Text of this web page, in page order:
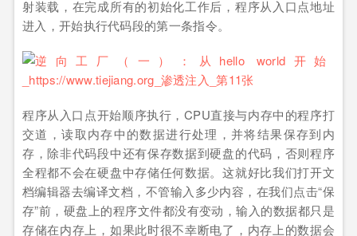
射装载，在完成所有的初始化工作后，程序从入口点地址
进入，开始执行代码段的第一条指令。
程序从入口点开始顺序执行，CPU直接与内存中的程序打
交道，读取内存中的数据进行处理，并将结果保存到内
存，除非代码段中还有保存数据到硬盘的代码，否则程序
全程都不会在硬盘中存储任何数据。这就好比我们打开文
档编辑器去编译文档，不管输入多少内容，在我们点击“保
存”前，硬盘上的程序文件都没有变动，输入的数据都只是
存储在内存上，如果此时很不幸断电了，内存上的数据会